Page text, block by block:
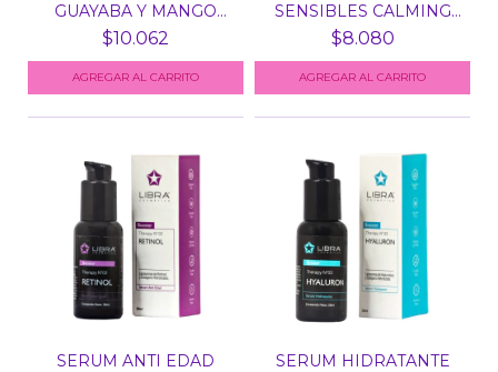
GUAYABA Y MANGO
TRO...
$10.062
SENSIBLES CALMING
BOOSTER T...
$8.080
SERUM ANTI EDAD
SERUM HIDRATANTE